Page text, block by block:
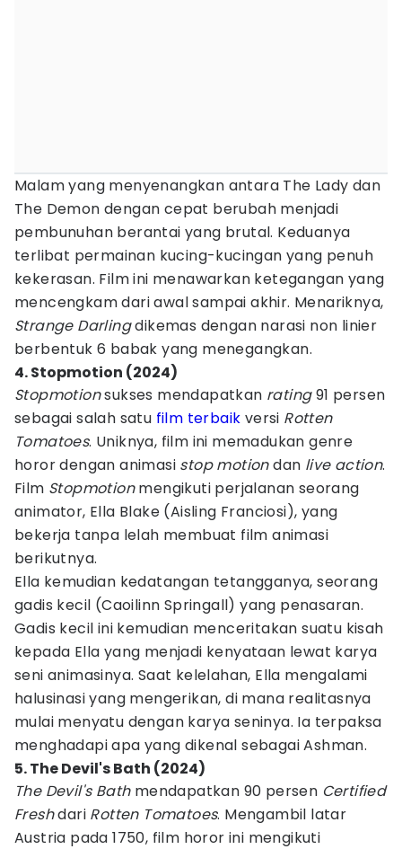
Malam yang menyenangkan antara The Lady dan
The Demon dengan cepat berubah menjadi
pembunuhan berantai yang brutal. Keduanya
terlibat permainan kucing-kucingan yang penuh
kekerasan. Film ini menawarkan ketegangan yang
mencengkam dari awal sampai akhir. Menariknya,
Strange Darlingdikemas dengan narasi non linier
berbentuk 6 babak yang menegangkan.
4. Stopmotion (2024)
Stopmotionsukses mendapatkan rating91 persen
sebagai salah satu film terbaik versi Rotten
Tomatoes. Uniknya, film ini memadukan genre
horor dengan animasi stop motiondan live action.
Film Stopmotionmengikuti perjalanan seorang
animator, Ella Blake (Aisling Franciosi), yang
bekerja tanpa lelah membuat film animasi
berikutnya.
Ella kemudian kedatangan tetangganya, seorang
gadis kecil (Caoilinn Springall) yang penasaran.
Gadis kecil ini kemudian menceritakan suatu kisah
kepada Ella yang menjadi kenyataan lewat karya
seni animasinya. Saat kelelahan, Ella mengalami
halusinasi yang mengerikan, di mana realitasnya
mulai menyatu dengan karya seninya. Ia terpaksa
menghadapi apa yang dikenal sebagai Ashman.
5. The Devil's Bath (2024)
The Devil's Bathmendapatkan 90 persen Certified
Freshdari Rotten Tomatoes. Mengambil latar
Austria pada 1750, film horor ini mengikuti